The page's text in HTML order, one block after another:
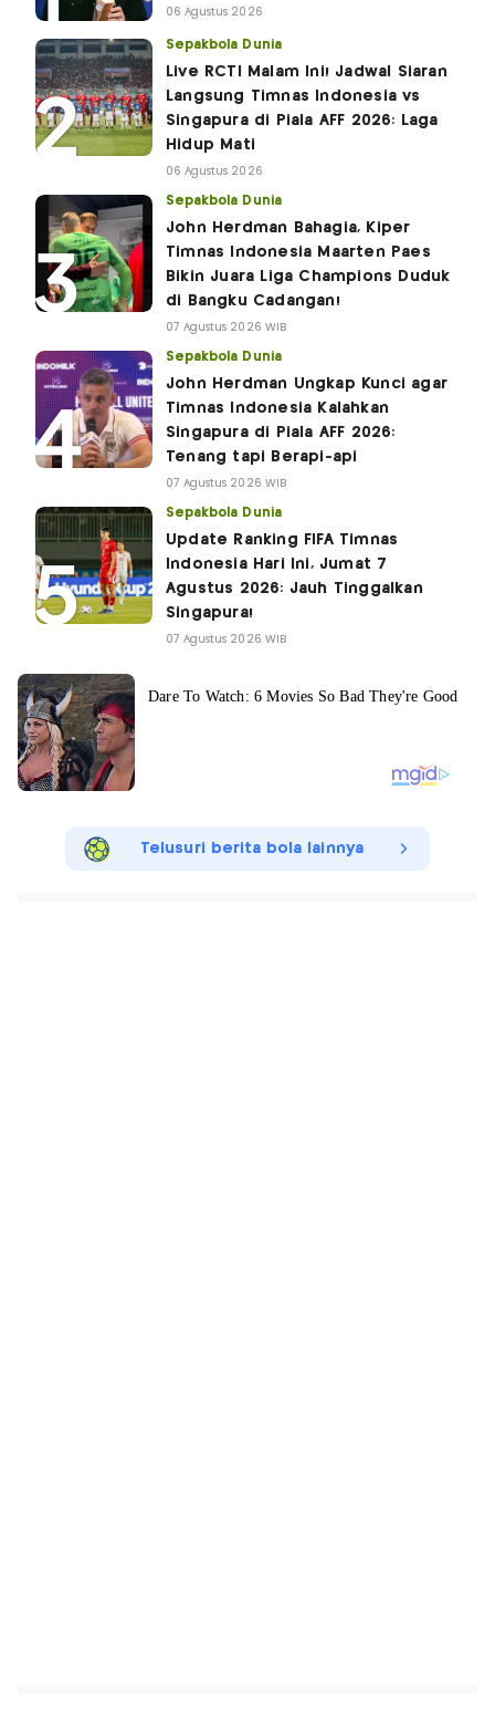
06 Agustus 2026
Sepakbola Dunia
Live RCTI Malam Ini! Jadwal Siaran
Langsung Timnas Indonesia vs
Singapura di Piala AFF 2026: Laga
Hidup Mati
06 Agustus 2026
Sepakbola Dunia
John Herdman Bahagia, Kiper
Timnas Indonesia Maarten Paes
Bikin Juara Liga Champions Duduk
di Bangku Cadangan!
07 Agustus 2026 WIB
Sepakbola Dunia
John Herdman Ungkap Kunci agar
Timnas Indonesia Kalahkan
Singapura di Piala AFF 2026:
Tenang tapi Berapi-api
07 Agustus 2026 WIB
Sepakbola Dunia
Update Ranking FIFA Timnas
Indonesia Hari Ini, Jumat 7
Agustus 2026: Jauh Tinggalkan
Singapura!
07 Agustus 2026 WIB
Telusuri berita bola lainnya